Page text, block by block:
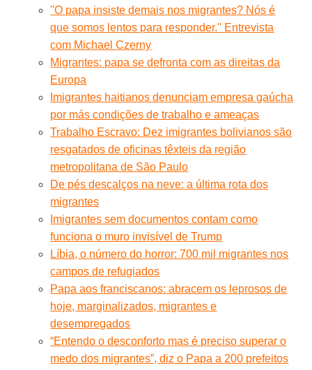
''O papa insiste demais nos migrantes? Nós é
que somos lentos para responder.'' Entrevista
com Michael Czerny
Migrantes: papa se defronta com as direitas da
Europa
Imigrantes haitianos denunciam empresa gaúcha
por más condições de trabalho e ameaças
Trabalho Escravo: Dez imigrantes bolivianos são
resgatados de oficinas têxteis da região
metropolitana de São Paulo
De pés descalços na neve: a última rota dos
migrantes
Imigrantes sem documentos contam como
funciona o muro invisível de Trump
Líbia, o número do horror: 700 mil migrantes nos
campos de refugiados
Papa aos franciscanos: abracem os leprosos de
hoje, marginalizados, migrantes e
desempregados
“Entendo o desconforto mas é preciso superar o
medo dos migrantes”, diz o Papa a 200 prefeitos